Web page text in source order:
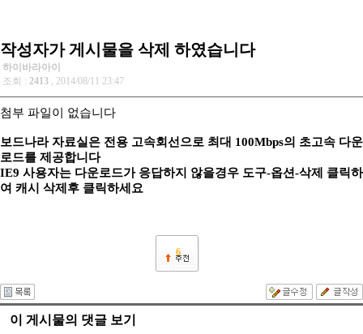
작성자가 게시물을 삭제 하였습니다
하이바라아이
조회 : 2413 , 2014/08/11 23:47
첨부 파일이 없습니다
보드나라 자료실은 전용 고속회선으로 최대 100Mbps의 초고속 다운
로드를 제공합니다
IE9 사용자는 다운로드가 응답하지 않을경우 도구-옵션-삭제 클릭하
여 캐시 삭제후 클릭하세요
6
이 게시물의 댓글 보기